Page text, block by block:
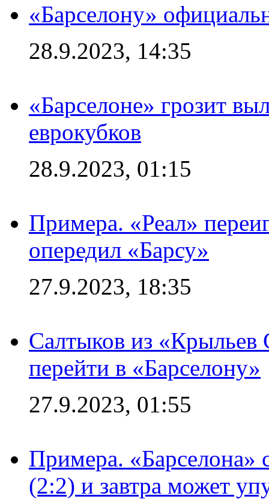
«Барселону»
28.9.2023, 14:35
«Барселоне» грозит
еврокубков
28.9.2023, 01:15
Примера. «Реал»
опередил «Барсу»
27.9.2023, 18:35
Салтыков из «Крыльев
перейти в «Барселону»
27.9.2023, 01:55
Примера. «Барселона»
(2:2) и завтра может